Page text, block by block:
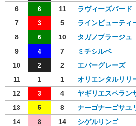
6
6 11 ラヴィーズバード
7
3 5 ラインビューティ
8
6 10 タガノプラージュ
9
4 7 ミチシルベ
10
2 2 エバーグレーズ
11
1 1 オリエンタルリリ
12
3 4 ヤギリエスペラン
13
5 8 ナーゴナーゴサユ
14
8 14 シゲルリンゴ